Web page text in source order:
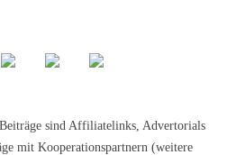
sind Affiliatelinks, Advertorials
mit Kooperationspartnern (weitere